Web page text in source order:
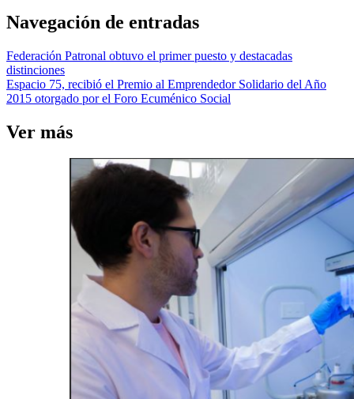
Navegación de entradas
Federación Patronal obtuvo el primer puesto y destacadas
distinciones
Espacio 75, recibió el Premio al Emprendedor Solidario del Año
2015 otorgado por el Foro Ecuménico Social
Ver más